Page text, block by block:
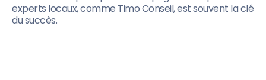
experts locaux, comme Timo Conseil, est souvent la clé
du succès.